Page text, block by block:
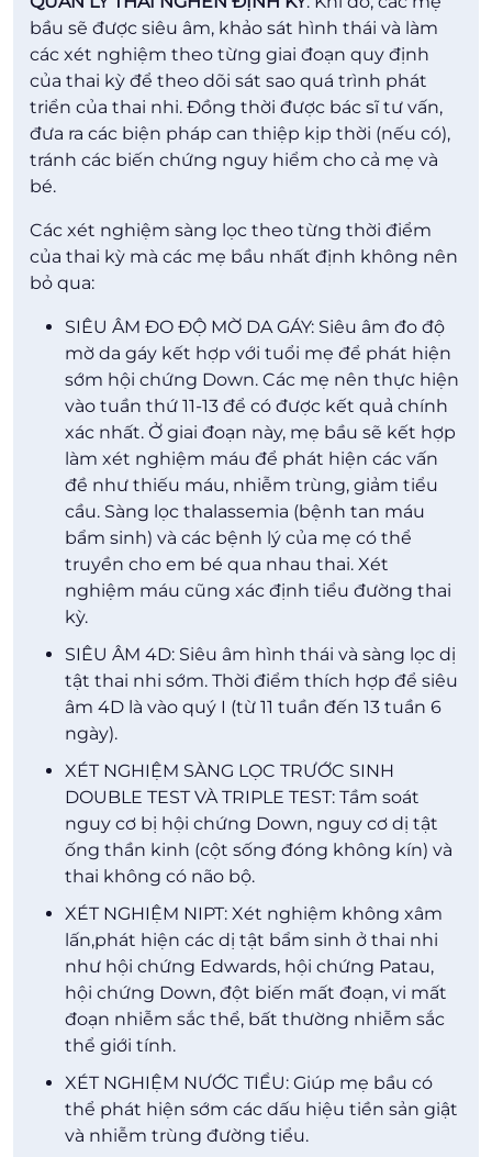
bầu sẽ được siêu âm, khảo sát hình thái và làm
các xét nghiệm theo từng giai đoạn quy định
của thai kỳ để theo dõi sát sao quá trình phát
triển của thai nhi. Đồng thời được bác sĩ tư vấn,
đưa ra các biện pháp can thiệp kịp thời (nếu có),
tránh các biến chứng nguy hiểm cho cả mẹ và
bé.
Các xét nghiệm sàng lọc theo từng thời điểm
của thai kỳ mà các mẹ bầu nhất định không nên
bỏ qua:
SIÊU ÂM ĐO ĐỘ MỜ DA GÁY: Siêu âm đo độ
mờ da gáy kết hợp với tuổi mẹ để phát hiện
sớm hội chứng Down. Các mẹ nên thực hiện
vào tuần thứ 11-13 để có được kết quả chính
xác nhất. Ở giai đoạn này, mẹ bầu sẽ kết hợp
làm xét nghiệm máu để phát hiện các vấn
đề như thiếu máu, nhiễm trùng, giảm tiểu
cầu. Sàng lọc thalassemia (bệnh tan máu
bẩm sinh) và các bệnh lý của mẹ có thể
truyền cho em bé qua nhau thai. Xét
nghiệm máu cũng xác định tiểu đường thai
kỳ.
SIÊU ÂM 4D: Siêu âm hình thái và sàng lọc dị
tật thai nhi sớm. Thời điểm thích hợp để siêu
âm 4D là vào quý I (từ 11 tuần đến 13 tuần 6
ngày).
XÉT NGHIỆM SÀNG LỌC TRƯỚC SINH
DOUBLE TEST VÀ TRIPLE TEST: Tầm soát
nguy cơ bị hội chứng Down, nguy cơ dị tật
ống thần kinh (cột sống đóng không kín) và
thai không có não bộ.
XÉT NGHIỆM NIPT: Xét nghiệm không xâm
lấn,phát hiện các dị tật bẩm sinh ở thai nhi
như hội chứng Edwards, hội chứng Patau,
hội chứng Down, đột biến mất đoạn, vi mất
đoạn nhiễm sắc thể, bất thường nhiễm sắc
thể giới tính.
XÉT NGHIỆM NƯỚC TIỂU: Giúp mẹ bầu có
thể phát hiện sớm các dấu hiệu tiền sản giật
và nhiễm trùng đường tiểu.